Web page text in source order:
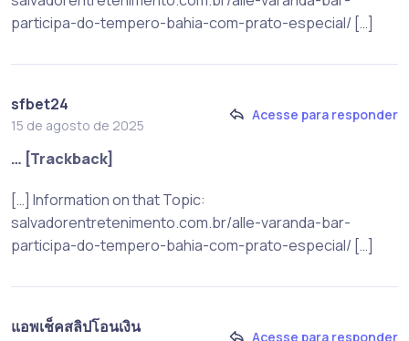
participa-do-tempero-bahia-com-prato-especial/ […]
sfbet24
15 de agosto de 2025
Acesse para responder
… [Trackback]
[…] Information on that Topic:
salvadorentretenimento.com.br/alle-varanda-bar-
participa-do-tempero-bahia-com-prato-especial/ […]
แอพเช็คสลิปโอนเงิน
Acesse para responder